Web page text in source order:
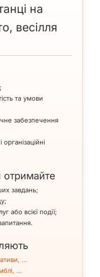
на
весілля
та умови
забезпечення
отримайте
завдань;
або всієї події;
…
…